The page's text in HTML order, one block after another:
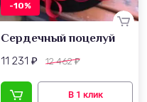
-10%
Сердечный поцелуй
11 231 ₽ 12 462₽